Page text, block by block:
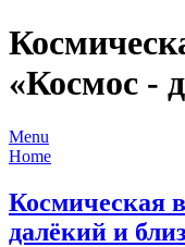
«Космос -
Menu
Home
Космическая
далёкий и